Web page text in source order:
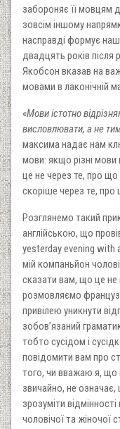
забороняє її мовцям
зовсім іншому
насправді формує
двадцять років після
Якобсон вказав на
мовами в лаконічній
«Мови істотно
висловлювати, а не
максима надає нам
мови: якщо різні
це не через те, про
скоріше через те,
Розглянемо такий
англійською, що
yesterday evening with
мій компаньйон
сказати вам, що це
розмовляємо
привілею уникнути
зобов’язаний
тобто сусідом і
повідомити вам про
того, чи вважаю я, що
звичайно, не означає,
зрозуміти
чоловічої та жіночої